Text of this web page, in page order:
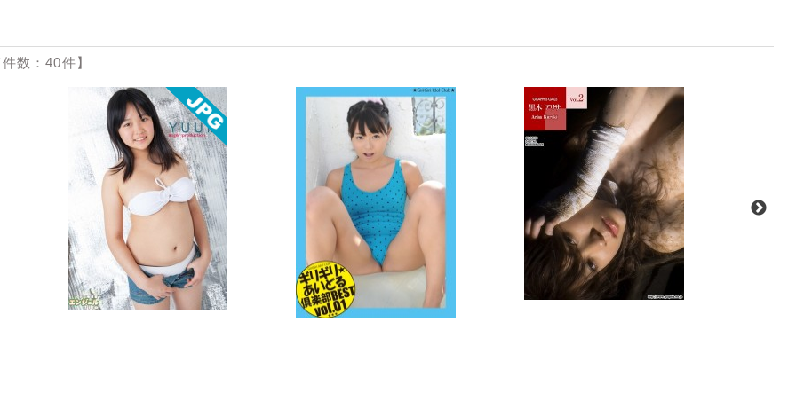
数：40件】